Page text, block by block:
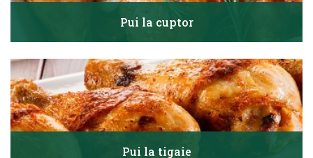
Pui la cuptor
Pui la tigaie